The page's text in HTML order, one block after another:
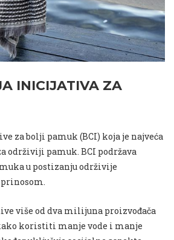
INICIJATIVA ZA
za bolji pamuk (BCI) koja je najveća
održiviji pamuk. BCI podržava
u postizanju održivije
više od dva milijuna proizvođača
koristiti manje vode i manje